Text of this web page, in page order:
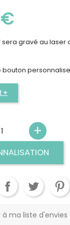
€
gravé au laser
bouton
+
ma liste d'envies